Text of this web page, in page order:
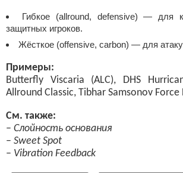
Гибкое (allround, defensive) — для
защитных игроков.
Жёсткое (offensive, carbon) — для
Примеры:
Butterfly Viscaria (ALC), DHS
Allround Classic, Tibhar Samsonov Force
См. также:
– Слойность основания
– Sweet Spot
– Vibration Feedback